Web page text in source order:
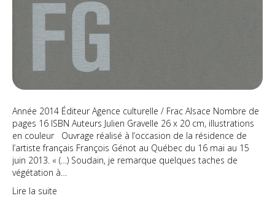
Année 2014 Éditeur Agence culturelle / Frac Alsace Nombre de
pages 16 ISBN Auteurs Julien Gravelle 26 x 20 cm, illustrations
en couleur Ouvrage réalisé à l’occasion de la résidence de
l’artiste français François Génot au Québec du 16 mai au 15
juin 2013. « (…) Soudain, je remarque quelques taches de
végétation à…
Lire la suite